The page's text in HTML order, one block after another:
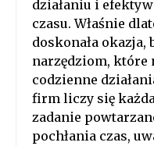
działaniu i
czasu. Właśnie
doskonała okazja,
narzędziom, które
codzienne
firm liczy się
zadanie
pochłania czas,